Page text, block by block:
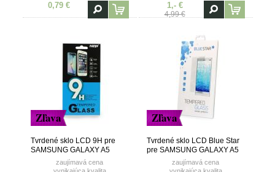
0,79 € 1,- €
4,99 €
Zľava
Tvrdené sklo LCD 9H pre
SAMSUNG GALAXY A5
zaujímavá cena
Zľava
Tvrdené sklo LCD Blue Star
pre SAMSUNG GALAXY A5
zaujímavá cena